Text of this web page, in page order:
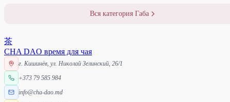
Вся категория Габа
茶
CHA DAO время для чая
г. Кишинёв, ул. Николай Зелинский, 26/1
+373 79 585 984
info@cha-dao.md